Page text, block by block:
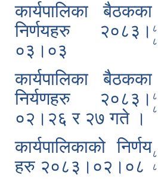
कार्यपालिका बैठकका
निर्णयहरु २०८३।
०३।०३
कार्यपालिका बैठकका
निर्यणहरु २०८३।
०२।२६ र २७ गते ।
कार्यपालिकाको निर्णय
हरु २०८३।०२।०८